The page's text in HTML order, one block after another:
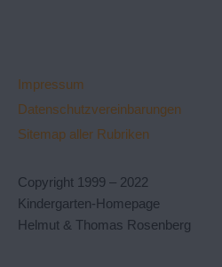
Impressum
Datenschutzvereinbarungen
Sitemap aller Rubriken
Copyright 1999 – 2022
Kindergarten-Homepage
Helmut & Thomas Rosenberg